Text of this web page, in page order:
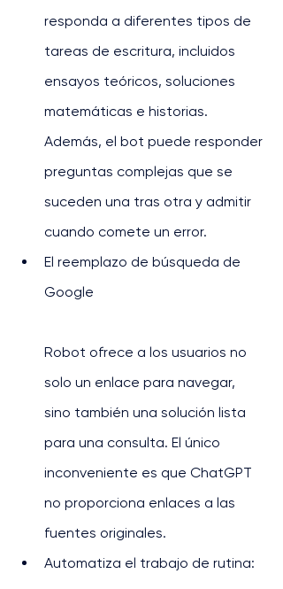
responda a diferentes tipos de
tareas de escritura, incluidos
ensayos teóricos, soluciones
matemáticas e historias.
Además, el bot puede responder
preguntas complejas que se
suceden una tras otra y admitir
cuando comete un error.
El reemplazo de búsqueda de
Google
Robot ofrece a los usuarios no
solo un enlace para navegar,
sino también una solución lista
para una consulta. El único
inconveniente es que ChatGPT
no proporciona enlaces a las
fuentes originales.
Automatiza el trabajo de rutina: